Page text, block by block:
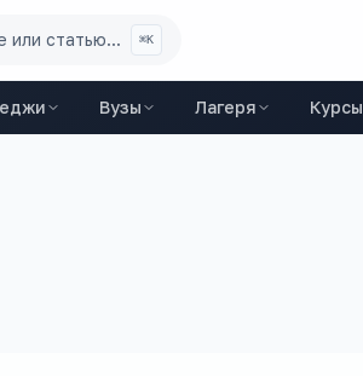
или статью... ⌘K
Вузы Лагеря Курсы